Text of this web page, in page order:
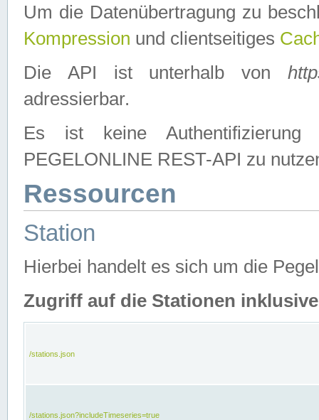
Um die Datenübertragung zu
Kompression und clientseitiges
Die API ist unterhalb von
adressierbar.
Es ist keine
PEGELONLINE REST-API zu
Ressourcen
Station
Hierbei handelt es sich um die
Zugriff auf die Stationen
/stations.json
/stations.json?includeTimeseries=true